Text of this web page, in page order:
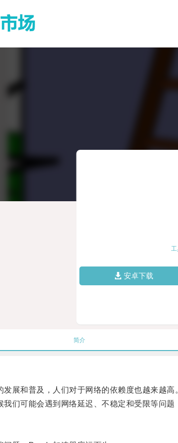
安卓下载
简介
和普及，人们对于网络的依赖度也越来越高
可能会遇到网络延迟、不稳定和受限等问题